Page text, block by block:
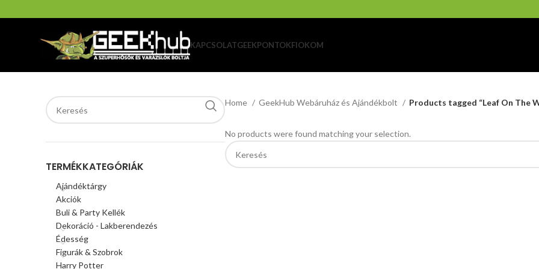
KAPCSOLATGEEKPONTOKFIOKOM
TERMÉKKATEGÓRIÁK
Ajándéktárgy
Akciók
Buli & Party Kellék
Dekoráció - Lakberendezés
Édesség
Figurák & Szobrok
Harry Potter
Home GeekHub Webáruház és Ajándékbolt Products tagged “Leaf On The
No products were found matching your selection.